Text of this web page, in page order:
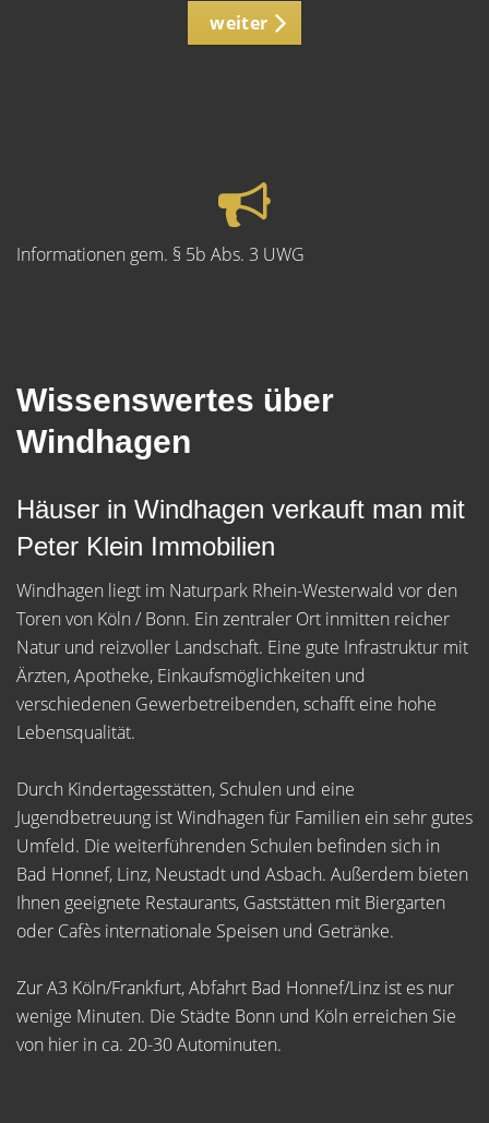
weiter
Informationen gem. § 5b Abs. 3 UWG
Wissenswertes über
Windhagen
Häuser in Windhagen verkauft man mit
Peter Klein Immobilien
Windhagen liegt im Naturpark Rhein-Westerwald vor den
Toren von Köln / Bonn. Ein zentraler Ort inmitten reicher
Natur und reizvoller Landschaft. Eine gute Infrastruktur mit
Ärzten, Apotheke, Einkaufsmöglichkeiten und
verschiedenen Gewerbetreibenden, schafft eine hohe
Lebensqualität.
Durch Kindertagesstätten, Schulen und eine
Jugendbetreuung ist Windhagen für Familien ein sehr gutes
Umfeld. Die weiterführenden Schulen befinden sich in
Bad Honnef, Linz, Neustadt und Asbach. Außerdem bieten
Ihnen geeignete Restaurants, Gaststätten mit Biergarten
oder Cafès internationale Speisen und Getränke.
Zur A3 Köln/Frankfurt, Abfahrt Bad Honnef/Linz ist es nur
wenige Minuten. Die Städte Bonn und Köln erreichen Sie
von hier in ca. 20-30 Autominuten.